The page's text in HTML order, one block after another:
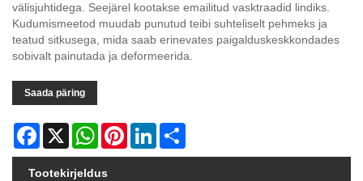
välisjuhtidega. Seejärel kootakse emailitud vasktraadid lindiks.
Kudumismeetod muudab punutud teibi suhteliselt pehmeks ja
teatud sitkusega, mida saab erinevates paigalduskeskkondades
sobivalt painutada ja deformeerida.
Saada päring
Facebook
X WhatsAppPinterestLinkedIn
Tootekirjeldus